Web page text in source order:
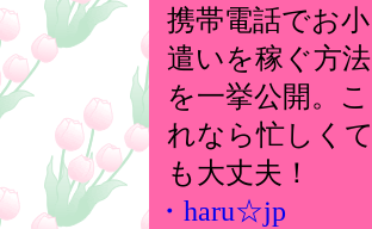
携帯電話でお小
遣いを稼ぐ方法
を一挙公開。こ
れなら忙しくて
も大丈夫！
・haru☆jp